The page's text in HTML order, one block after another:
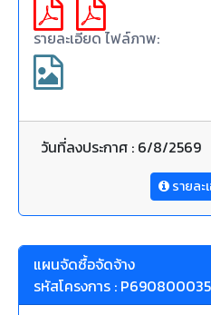
รายละเอียด ไฟล์ภาพ:
วันที่ลงประกาศ : 6/8/2569
รายละ
แผนจัดซื้อจัดจ้าง
รหัสโครงการ :